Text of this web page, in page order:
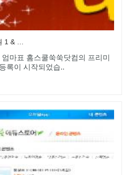
[쑥쑥닷컴]쑥쑥 영어유치원 1 & 2 모집
마표 홈스쿨쑥쑥닷컴의 프리미
록이 시작되었습..